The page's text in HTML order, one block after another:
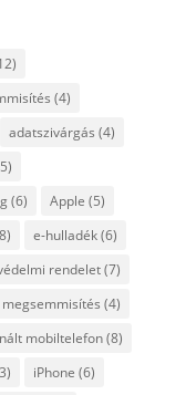
(4)
adatszivárgás (4)
(6) Apple (5)
e-hulladék(6)
rendelet(7)
(4)
mobiltelefon(8)
iPhone (6)